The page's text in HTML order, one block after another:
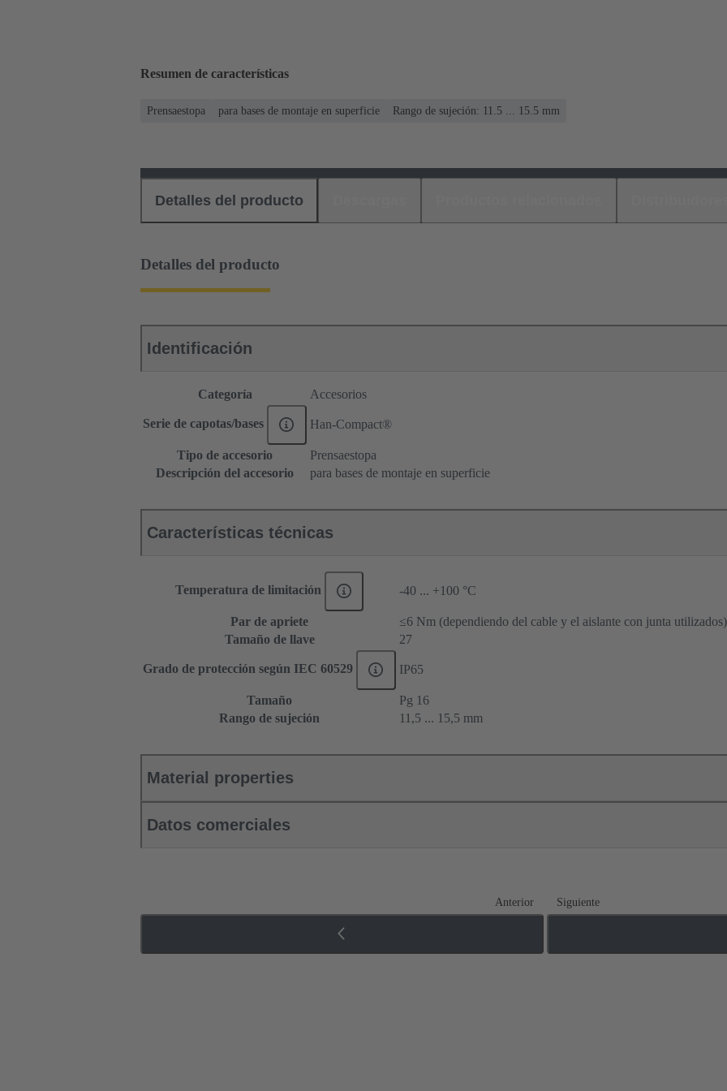
Resumen de características
Prensaestopa para bases de montaje en superficie Rango de sujeción: 11.5 ... 15.5 mm
Detalles del producto
Detalles del producto
Identificación
Categoría Accesorios
Serie de capotas/bases Han-Compact®
Tipo de accesorio
Prensaestopa
Descripción del accesorio
para bases de montaje en superficie
Características técnicas
Temperatura de limitación -40 ... +100 °C
Par de apriete
≤6 Nm (dependiendo del cable y el aislante con junta utilizados)
Tamaño de llave
27
Grado de protección según IEC 60529 IP65
Tamaño
Pg 16
Rango de sujeción
11,5 ... 15,5 mm
Material properties
Datos comerciales
Anterior Siguiente